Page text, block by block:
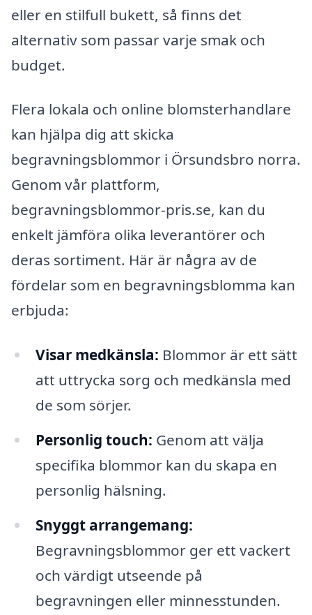
eller en stilfull bukett, så finns det
alternativ som passar varje smak och
budget.
Flera lokala och online blomsterhandlare
kan hjälpa dig att skicka
begravningsblommor i Örsundsbro norra.
Genom vår plattform,
begravningsblommor-pris.se, kan du
enkelt jämföra olika leverantörer och
deras sortiment. Här är några av de
fördelar som en begravningsblomma kan
erbjuda:
Visar medkänsla: Blommor är ett sätt
att uttrycka sorg och medkänsla med
de som sörjer.
Personlig touch: Genom att välja
specifika blommor kan du skapa en
personlig hälsning.
Snyggt arrangemang:
Begravningsblommor ger ett vackert
och värdigt utseende på
begravningen eller minnesstunden.